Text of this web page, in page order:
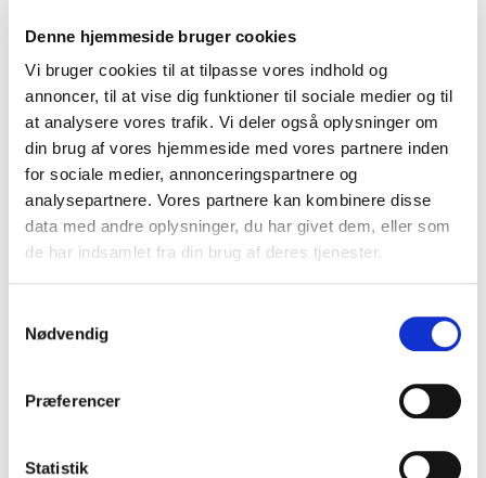
Denne hjemmeside bruger cookies
Vi bruger cookies til at tilpasse vores indhold og
annoncer, til at vise dig funktioner til sociale medier og til
at analysere vores trafik. Vi deler også oplysninger om
din brug af vores hjemmeside med vores partnere inden
for sociale medier, annonceringspartnere og
analysepartnere. Vores partnere kan kombinere disse
data med andre oplysninger, du har givet dem, eller som
de har indsamlet fra din brug af deres tjenester.
Nødvendig
Præferencer
Statistik
B7-33791
Lejer for Pedal BBB Decoder bearing replacement set BPD-37BS